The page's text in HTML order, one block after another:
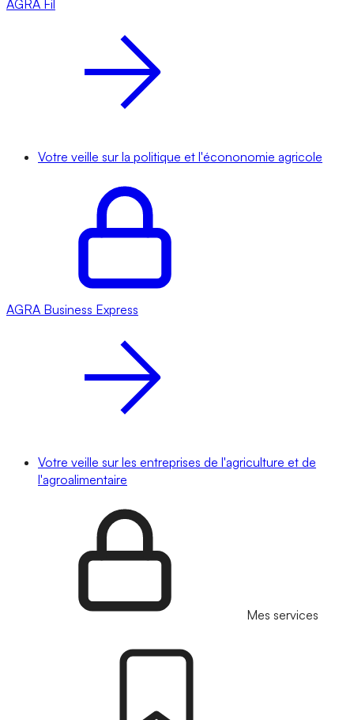
AGRA Fil
Votre veille sur la politique et l'écononomie agricole
AGRA Business Express
Votre veille sur les entreprises de l'agriculture et de
l'agroalimentaire
Mes services